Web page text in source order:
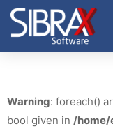
Warning: foreach()
bool given in /home/